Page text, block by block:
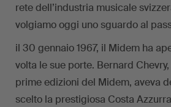
rete dell’industria musicale
volgiamo oggi uno sguardo al
il 30 gennaio 1967, il Midem ha
volta le sue porte. Bernard
prime edizioni del Midem, aveva
scelto la prestigiosa Costa